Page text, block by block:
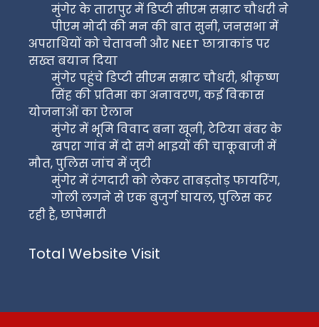
मुंगेर के तारापुर में डिप्टी सीएम सम्राट चौधरी ने
पीएम मोदी की मन की बात सुनी, जनसभा में
अपराधियों को चेतावनी और NEET छात्राकांड पर
सख्त बयान दिया
मुंगेर पहुंचे डिप्टी सीएम सम्राट चौधरी, श्रीकृष्ण
सिंह की प्रतिमा का अनावरण, कई विकास
योजनाओं का ऐलान
मुंगेर में भूमि विवाद बना खूनी, टेटिया बंबर के
खपरा गांव में दो सगे भाइयों की चाकूबाजी में
मौत, पुलिस जांच में जुटी
मुंगेर में रंगदारी को लेकर ताबड़तोड़ फायरिंग,
गोली लगने से एक बुजुर्ग घायल, पुलिस कर
रही है, छापेमारी
Total Website Visit